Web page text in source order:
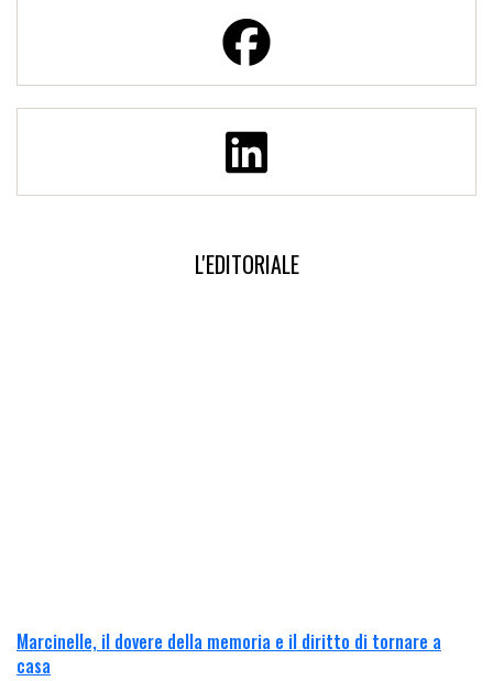
L'EDITORIALE
Marcinelle, il dovere della memoria e il diritto di tornare a
casa